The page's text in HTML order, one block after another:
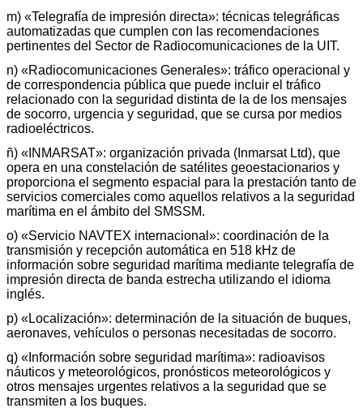
m) «Telegrafía de impresión directa»: técnicas telegráficas
automatizadas que cumplen con las recomendaciones
pertinentes del Sector de Radiocomunicaciones de la UIT.
n) «Radiocomunicaciones Generales»: tráfico operacional y
de correspondencia pública que puede incluir el tráfico
relacionado con la seguridad distinta de la de los mensajes
de socorro, urgencia y seguridad, que se cursa por medios
radioeléctricos.
ñ) «INMARSAT»: organización privada (Inmarsat Ltd), que
opera en una constelación de satélites geoestacionarios y
proporciona el segmento espacial para la prestación tanto de
servicios comerciales como aquellos relativos a la seguridad
marítima en el ámbito del SMSSM.
o) «Servicio NAVTEX internacional»: coordinación de la
transmisión y recepción automática en 518 kHz de
información sobre seguridad marítima mediante telegrafía de
impresión directa de banda estrecha utilizando el idioma
inglés.
p) «Localización»: determinación de la situación de buques,
aeronaves, vehículos o personas necesitadas de socorro.
q) «Información sobre seguridad marítima»: radioavisos
náuticos y meteorológicos, pronósticos meteorológicos y
otros mensajes urgentes relativos a la seguridad que se
transmiten a los buques.